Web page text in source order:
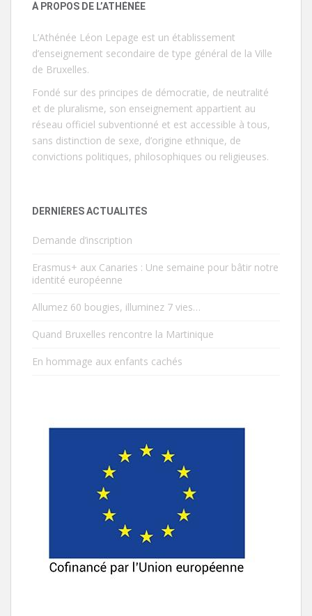
À PROPOS DE L’ATHÉNÉE
L’Athénée Léon Lepage est un établissement
d’enseignement secondaire de type général de la Ville
de Bruxelles.
Fondé sur des principes de démocratie, de neutralité
et de pluralisme, son enseignement appartient au
réseau officiel subventionné et est accessible à tous,
sans distinction de sexe, d’origine ethnique, de
convictions politiques, philosophiques ou religieuses.
DERNIÈRES ACTUALITÉS
Demande d’inscription
Erasmus+ aux Canaries : Une semaine pour bâtir notre
identité européenne
Allumez 60 bougies, illuminez 7 vies…
Quand Bruxelles rencontre la Martinique
En hommage aux enfants cachés